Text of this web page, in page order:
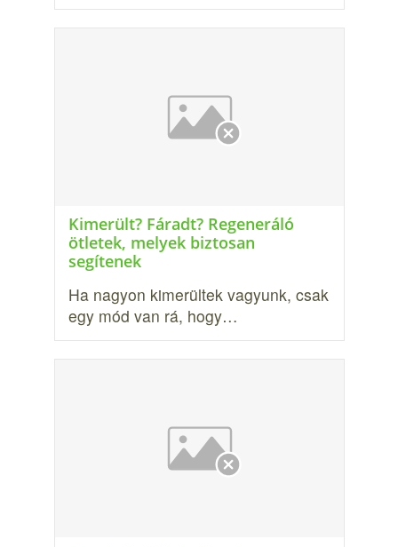
Kimerült? Fáradt? Regeneráló
ötletek, melyek biztosan
segítenek
Ha nagyon kimerültek vagyunk, csak
egy mód van rá, hogy…